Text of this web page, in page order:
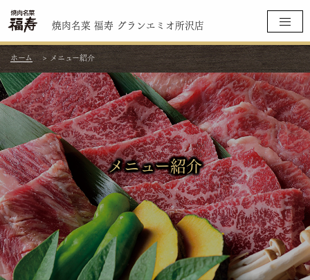
焼肉名菜 福寿 グランエミオ所沢店
ホーム > メニュー紹介
メニュー紹介